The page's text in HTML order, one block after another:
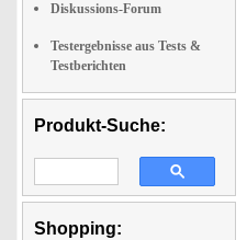
Diskussions-Forum
Testergebnisse aus Tests &
Testberichten
Produkt-Suche:
Shopping: